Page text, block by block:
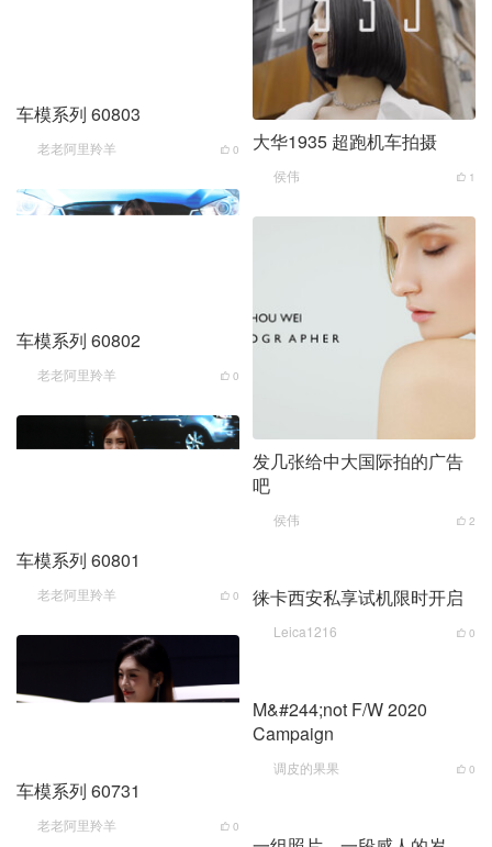
车模系列 60803
老老阿里羚羊 0
车模系列 60802
老老阿里羚羊 0
车模系列 60801
老老阿里羚羊 0
车模系列 60731
老老阿里羚羊 0
大华1935 超跑机车拍摄
侯伟 1
发几张给中大国际拍的广告
吧
侯伟 2
徕卡西安私享试机限时开启
Leica1216 0
M&#244;not F/W 2020
Campaign
调皮的果果 0